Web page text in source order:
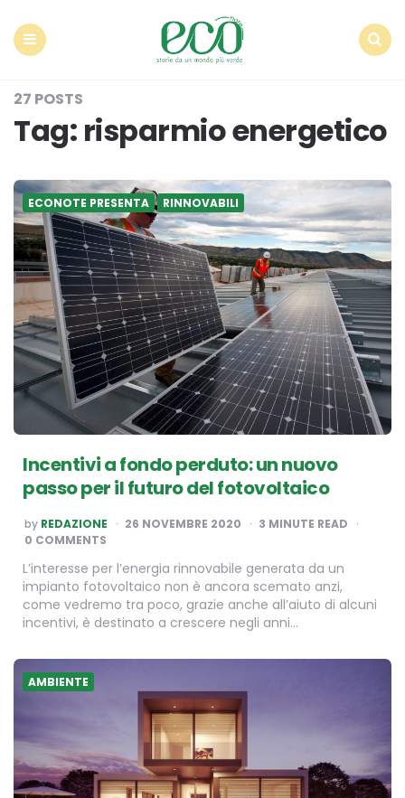
27 POSTS
Tag: risparmio energetico
ECONOTE PRESENTA RINNOVABILI
Incentivi a fondo perduto: un nuovo
passo per il futuro del fotovoltaico
POSTED
BY
by REDAZIONE 26 NOVEMBRE 2020 3 MINUTE READ
0 COMMENTS
L’interesse per l’energia rinnovabile generata da un
impianto fotovoltaico non è ancora scemato anzi,
come vedremo tra poco, grazie anche all’aiuto di alcuni
incentivi, è destinato a crescere negli anni…
AMBIENTE